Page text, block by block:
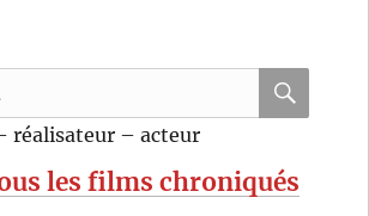
réalisateur – acteur
les films chroniqués